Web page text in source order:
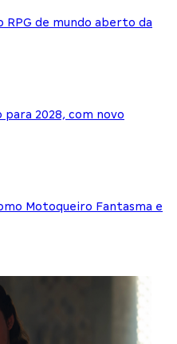
RPG de mundo aberto da
2028, com novo
Motoqueiro Fantasma e